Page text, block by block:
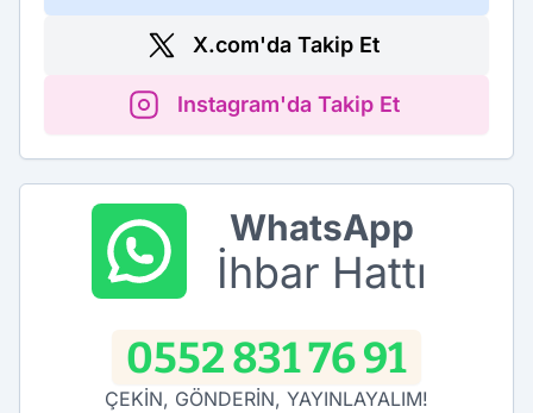
X.com'da Takip Et
Instagram'da Takip Et
WhatsApp
İhbar Hattı
0552 831 76 91
ÇEKİN, GÖNDERİN, YAYINLAYALIM!